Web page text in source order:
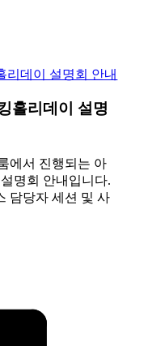
홀리데이 설명
에서 진행되는 아
명회 안내입니다.
담당자 세션 및 사